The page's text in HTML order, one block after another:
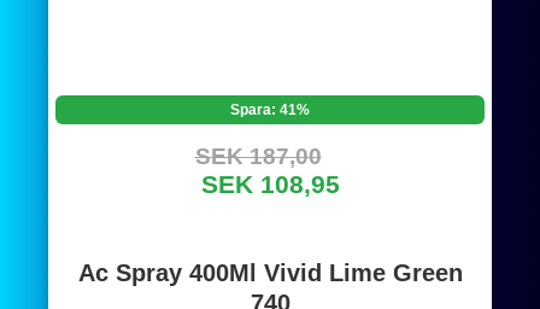
Spara: 41%
SEK 187,00
SEK 108,95
Ac Spray 400Ml Vivid Lime Green
740